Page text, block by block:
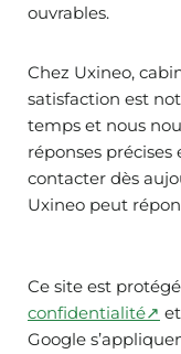
ouvrables.
Chez Uxineo,
satisfaction est
temps et nous
réponses précises
contacter dès
Uxineo peut
Ce site est
confidentialité↗
Google